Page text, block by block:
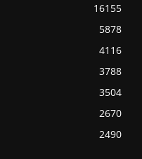
16155
5878
4116
3788
3504
2670
2490